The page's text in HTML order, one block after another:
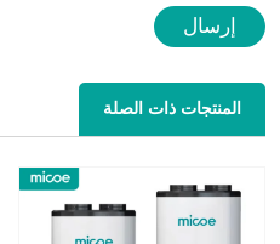
إرسال
المنتجات ذات الصلة